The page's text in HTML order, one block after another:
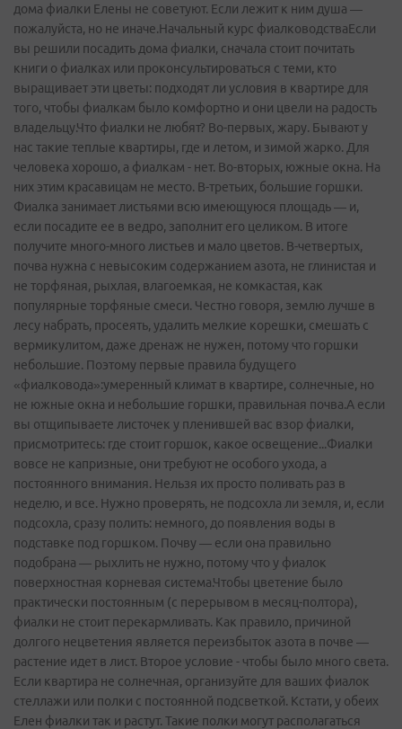
дома фиалки Елены не советуют. Если лежит к ним душа —
пожалуйста, но не иначе.Начальный курс фиалководстваЕсли
вы решили посадить дома фиалки, сначала стоит почитать
книги о фиалках или проконсультироваться с теми, кто
выращивает эти цветы: подходят ли условия в квартире для
того, чтобы фиалкам было комфортно и они цвели на радость
владельцу.Что фиалки не любят? Во-первых, жару. Бывают у
нас такие теплые квартиры, где и летом, и зимой жарко. Для
человека хорошо, а фиалкам - нет. Во-вторых, южные окна. На
них этим красавицам не место. В-третьих, большие горшки.
Фиалка занимает листьями всю имеющуюся площадь — и,
если посадите ее в ведро, заполнит его целиком. В итоге
получите много-много листьев и мало цветов. В-четвертых,
почва нужна с невысоким содержанием азота, не глинистая и
не торфяная, рыхлая, влагоемкая, не комкастая, как
популярные торфяные смеси. Честно говоря, землю лучше в
лесу набрать, просеять, удалить мелкие корешки, смешать с
вермикулитом, даже дренаж не нужен, потому что горшки
небольшие. Поэтому первые правила будущего
«фиалковода»:умеренный климат в квартире, солнечные, но
не южные окна и небольшие горшки, правильная почва.А если
вы отщипываете листочек у пленившей вас взор фиалки,
присмотритесь: где стоит горшок, какое освещение...Фиалки
вовсе не капризные, они требуют не особого ухода, а
постоянного внимания. Нельзя их просто поливать раз в
неделю, и все. Нужно проверять, не подсохла ли земля, и, если
подсохла, сразу полить: немного, до появления воды в
подставке под горшком. Почву — если она правильно
подобрана — рыхлить не нужно, потому что у фиалок
поверхностная корневая система.Чтобы цветение было
практически постоянным (с перерывом в месяц-полтора),
фиалки не стоит перекармливать. Как правило, причиной
долгого нецветения является переизбыток азота в почве —
растение идет в лист. Второе условие - чтобы было много света.
Если квартира не солнечная, организуйте для ваших фиалок
стеллажи или полки с постоянной подсветкой. Кстати, у обеих
Елен фиалки так и растут. Такие полки могут располагаться